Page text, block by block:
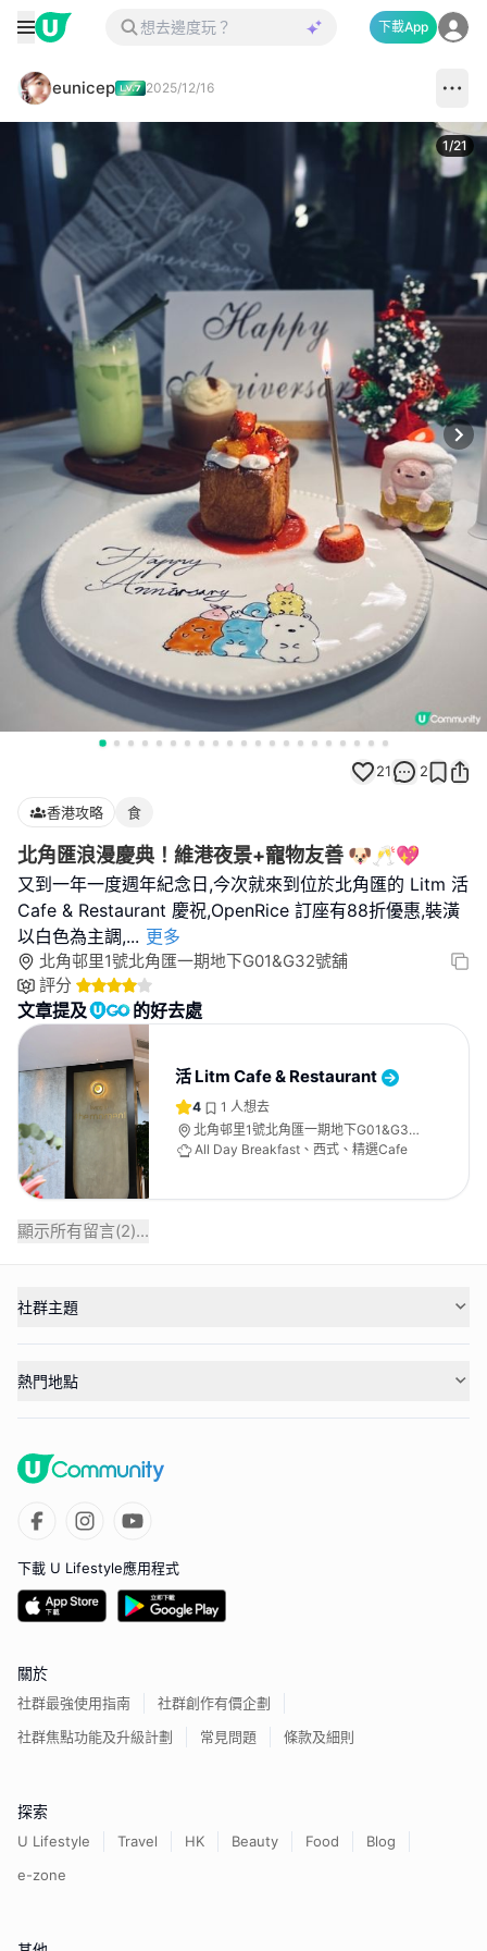
下載App
eunicep 2025/12/16
1/21
21 2
香港攻略 食
北角匯浪漫慶典！維港夜景+寵物友善 🐶🥂💖
又到一年一度週年紀念日,今次就來到位於北角匯的 Litm 活
Cafe & Restaurant 慶祝,OpenRice 訂座有88折優惠,裝潢
以白色為主調,... 更多
北角邨里1號北角匯一期地下G01&G32號舖
評分
文章提及 的好去處
活 Litm Cafe & Restaurant
4 1 人想去
北角邨里1號北角匯一期地下G01&G32
號舖
All Day Breakfast、西式、精選Cafe
顯示所有留言(2)...
社群主題
熱門地點
下載 U Lifestyle應用程式
關於
社群最強使用指南
社群創作有價企劃
社群焦點功能及升級計劃
常見問題 條款及細則
探索
U Lifestyle Travel HK Beauty Food
Blog
e-zone